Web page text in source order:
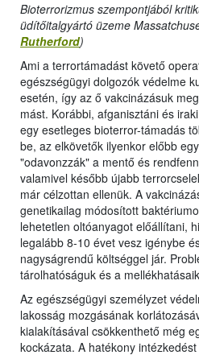
Bioterrorizmus szempontjából
üdítőitalgyártó üzeme
Rutherford)
Ami a terrortámadást követő
egészségügyi dolgozók védelme
esetén, így az ő vakcinázásuk
mást. Korábbi, afganisztáni és
egy esetleges bioterror-támadás
be, az elkövetők ilyenkor előbb
"odavonzzák" a mentő és
valamivel később újabb
már célzottan ellenük. A
genetikailag módosított
lehetetlen oltóanyagot előállítani,
legalább 8-10 évet vesz igénybe
nagyságrendű költséggel jár.
tárolhatóságuk és a
Az egészségügyi személyzet
lakosság mozgásának
kialakításával csökkenthető még
kockázata. A hatékony